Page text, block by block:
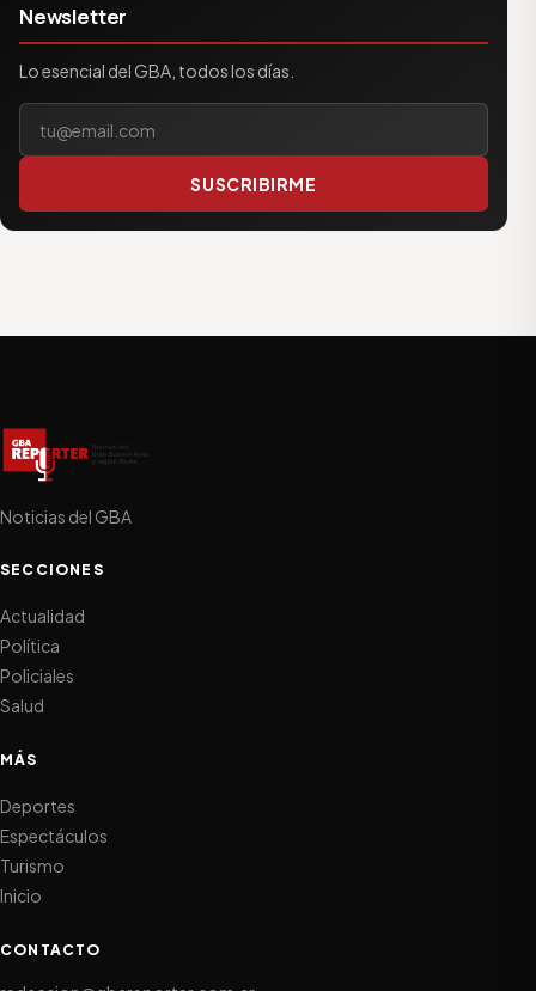
Newsletter
Lo esencial del GBA, todos los días.
Tu correo electrónico
SUSCRIBIRME
Noticias del GBA
SECCIONES
Actualidad
Política
Policiales
Salud
MÁS
Deportes
Espectáculos
Turismo
Inicio
CONTACTO